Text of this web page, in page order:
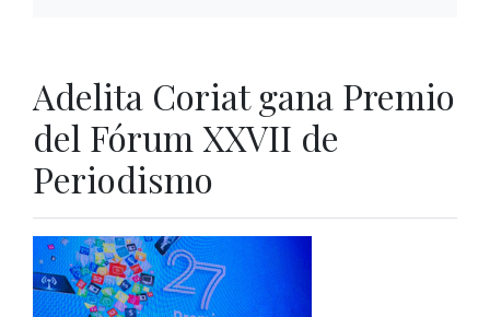
Adelita Coriat gana Premio
del Fórum XXVII de
Periodismo